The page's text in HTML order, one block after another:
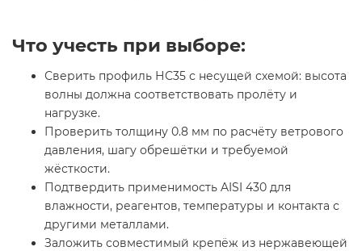
Что учесть при выборе:
Сверить профиль НС35 с несущей схемой: высота
волны должна соответствовать пролёту и
нагрузке.
Проверить толщину 0.8 мм по расчёту ветрового
давления, шагу обрешётки и требуемой
жёсткости.
Подтвердить применимость AISI 430 для
влажности, реагентов, температуры и контакта с
другими металлами.
Заложить совместимый крепёж из нержавеющей